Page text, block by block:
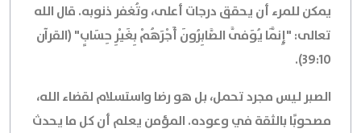
يمكن للمرء أن يحقق درجات أعلى، وتُغفر ذنوبه. قال الله
تعالى: "إِنَّمَا يُوَفَّى الصَّابِرُونَ أَجْرَهُمْ بِغَيْرِ حِسَابٍ" (القرآن
39:10).
الصبر ليس مجرد تحمل، بل هو رضا واستسلام لقضاء الله،
مصحوبًا بالثقة في وعوده. المؤمن يعلم أن كل ما يحدث